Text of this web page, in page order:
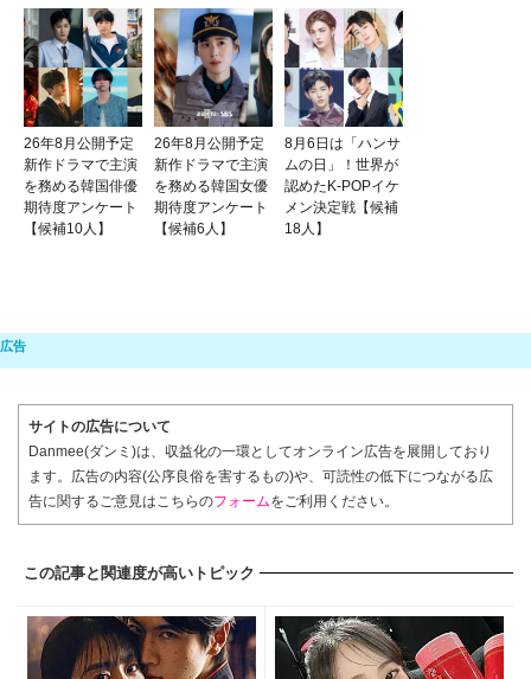
26年8月公開予定
新作ドラマで主演
を務める韓国俳優
期待度アンケート
【候補10人】
26年8月公開予定
新作ドラマで主演
を務める韓国女優
期待度アンケート
【候補6人】
8月6日は「ハンサ
ムの日」！世界が
認めたK-POPイケ
メン決定戦【候補
18人】
サイトの広告について
Danmee(ダンミ)は、収益化の一環としてオンライン広告を展開しており
ます。広告の内容(公序良俗を害するもの)や、可読性の低下につながる広
告に関するご意見はこちらのフォームをご利用ください。
この記事と関連度が高いトピック